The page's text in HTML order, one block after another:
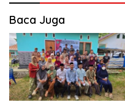
Baca Juga